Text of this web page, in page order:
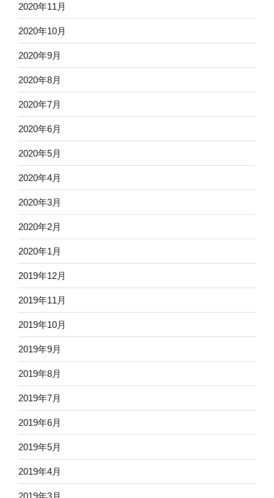
2020年11月
2020年10月
2020年9月
2020年8月
2020年7月
2020年6月
2020年5月
2020年4月
2020年3月
2020年2月
2020年1月
2019年12月
2019年11月
2019年10月
2019年9月
2019年8月
2019年7月
2019年6月
2019年5月
2019年4月
2019年3月